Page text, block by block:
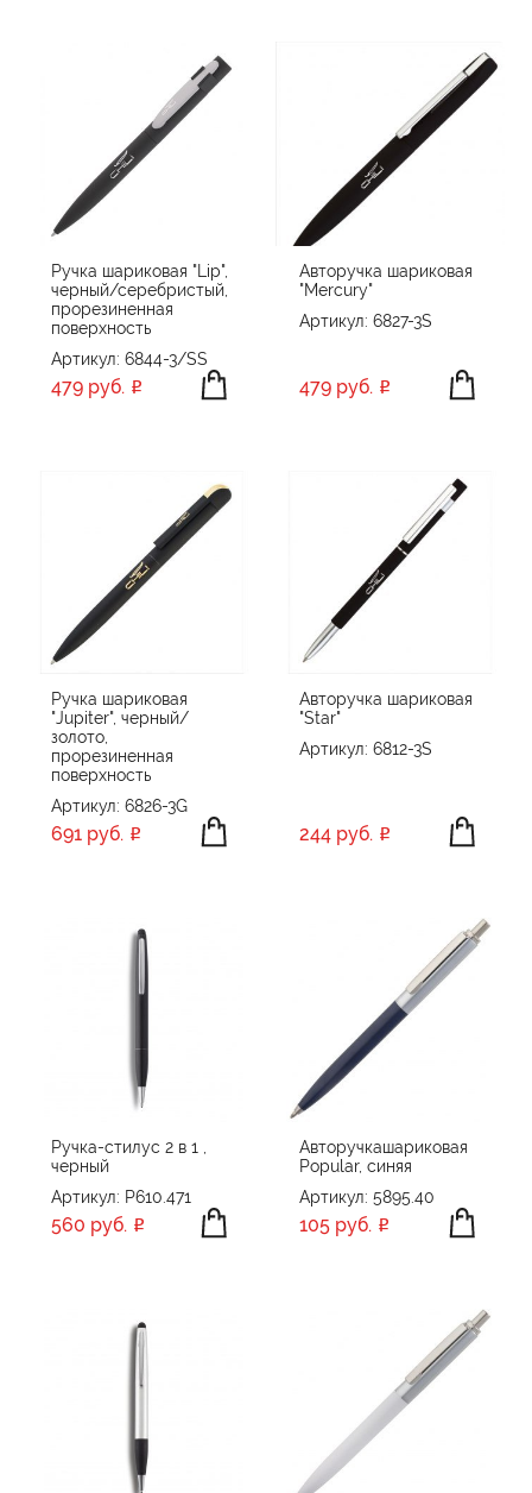
XD Collection
XD Design
Ручка шариковая "Lip",
черный/серебристый,
прорезиненная
поверхность
Артикул: 6844-3/SS
479 руб.
Авторучка шариковая
"Mercury"
Артикул: 6827-3S
479 руб.
Ручка шариковая
"Jupiter", черный/
золото,
прорезиненная
поверхность
Артикул: 6826-3G
691 руб.
Авторучка шариковая
"Star"
Артикул: 6812-3S
244 руб.
Ручка-стилус 2 в 1 ,
черный
Артикул: P610.471
560 руб.
Авторучкашариковая
Popular, синяя
Артикул: 5895.40
105 руб.